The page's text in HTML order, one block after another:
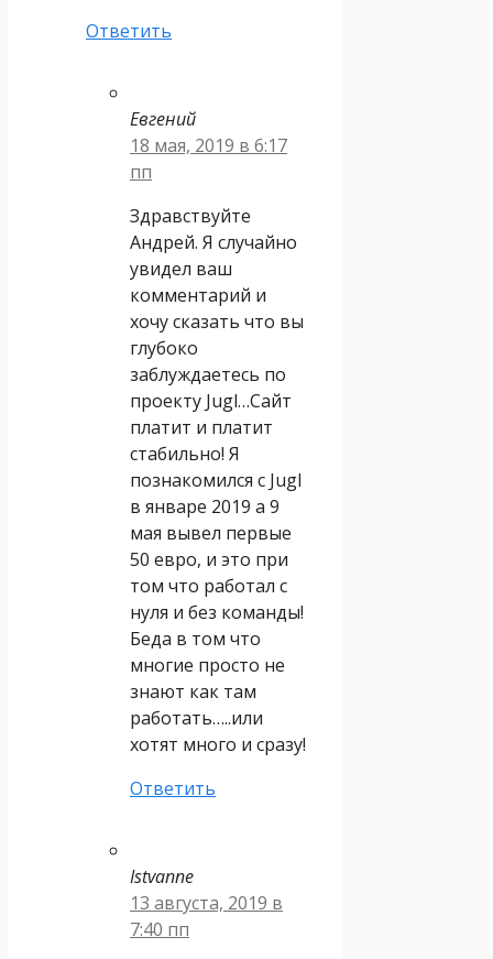
Ответить
Евгений
18 мая, 2019 в 6:17
пп
Здравствуйте
Андрей. Я случайно
увидел ваш
комментарий и
хочу сказать что вы
глубоко
заблуждаетесь по
проекту Jugl…Cайт
платит и платит
стабильно! Я
познакомился с Jugl
в январе 2019 а 9
мая вывел первые
50 евро, и это при
том что работал с
нуля и без команды!
Беда в том что
многие просто не
знают как там
работать…..или
хотят много и сразу!
Ответить
Istvanne
13 августа, 2019 в
7:40 пп